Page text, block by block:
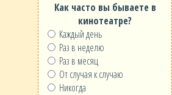
Как часто вы бываете в
кинотеатре?
Каждый день
Раз в неделю
Раз в месяц
От случая к случаю
Никогда